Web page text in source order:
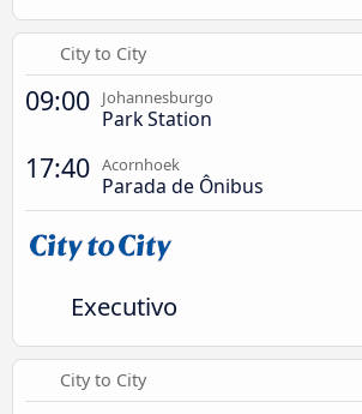
City to City
09:00 Johannesburgo
Park Station
17:40 Acornhoek
Parada de Ônibus
Executivo
City to City